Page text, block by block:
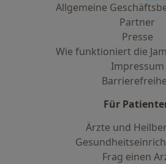
Allgemeine
Partner
Presse
Wie funktioniert die
Impressum
Für
Ärzte und
Frag einen